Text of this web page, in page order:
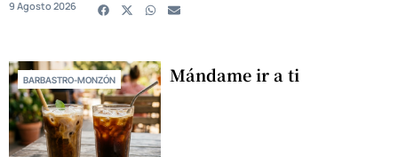
9 Agosto 2026
BARBASTRO-MONZÓN Mándame ir a ti